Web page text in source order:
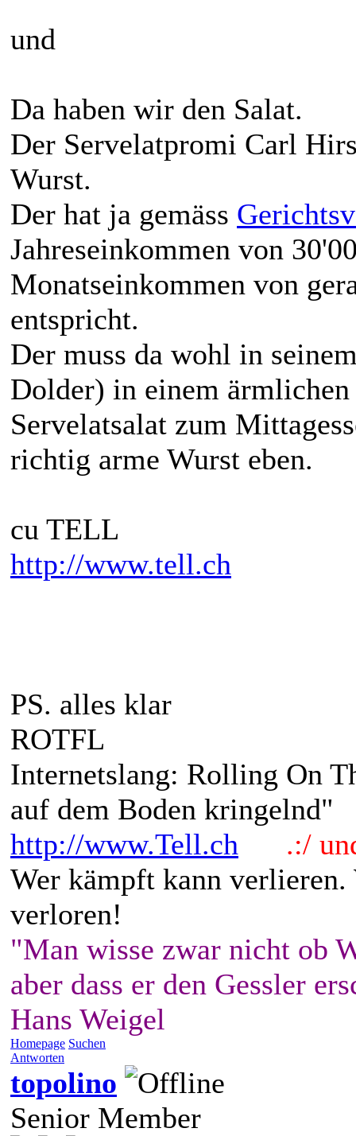
und
Da haben wir den Salat.
Der Servelatpromi Carl
Wurst.
Der hat ja gemäss
Jahreseinkommen von
Monatseinkommen von
entspricht.
Der muss da wohl in
Dolder) in einem
Servelatsalat zum
richtig arme Wurst eben.
cu TELL
http://www.tell.ch
PS. alles klar
ROTFL
Internetslang: Rolling On
auf dem Boden kringelnd"
http://www.Tell.ch
.:/
Wer kämpft kann
verloren!
"Man wisse zwar nicht ob
aber dass er den Gessler
Hans Weigel
Homepage Suchen
Antworten
topolino
Senior Member